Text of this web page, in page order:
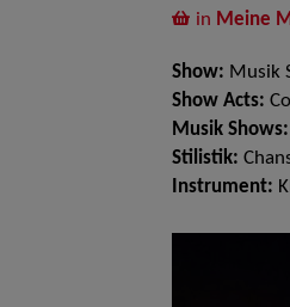
in Meine
Show: Musik
Show Acts:
Musik Shows:
Stilistik:
Instrument: